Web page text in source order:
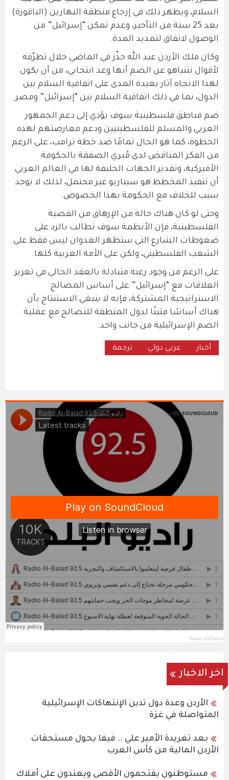
السلام، ويظهر ذلك في إرجاع منطقة النهارين (الباقورة)
بعد 25 سنة من التأجير، وعدم تمكن “إسرائيل” من
الوصول لاتفاق لتمديد المدة.
وكان ملك الأردن عبد الله حذّر في الماضي خلال تطرّقه
لأقوال نتنياهو عن الضم أنها وعد انتخابي، من أن يكون
لهذا الاتجاه آثار بعيدة المدى على اتفاقية السلام بين
الدول، بما في ذلك اتفاقية السلام بين “إسرائيل” ومصر.
ضم مناطق فلسطينية سوف يؤدي إلى دعم الجمهور
العربي والمسلم للفلسطينيين ودعم معارضتهم لهذه
الخطوة، كما هو الحال تمامًا ضد خطة ترامب، على الرغم
من الفكر المناقض لدى مُبري الصفقة بالحكومة
الأميركية، وتقدير الجهات الحليفة لها في العالم العربي
أن تنفيذ المخطط هو سيناريو غير محتمل، لذلك لا يوجد
سبب للخلاف مع الحكومة بهذا الخصوص.
وحتى لو كان هناك حالة من الإرهاق من القضية
الفلسطينية، فإن الأنظمة سوف تطالب بالرد على
ضغوطات الشارع التي ستظهر العدوان ليس فقط على
الشعب الفلسطيني، ولكن على الأمة العربية كلها.
على الرغم من وجود رغبة متبادلة بالعقد الحالي في تعزيز
العلاقات مع “إسرائيل” على أساس المصالح
الاستراتيجية المشتركة، فإنه لا ينبغي الاستنتاج بأن
هناك أساسًا متينًا لدول المنطقة للتصالح مع عملية
الضم الإسرائيلية من جانب واحد.
أخبار عربي دولي ترجمة
Radio Al-Balad
اخر الاخبار
الأردن وعدة دول تدين الإنتهاكات الإسرائيلية
المتواصلة في غزة
بعد تغريدة الأمير علي .. فيفا يحول مستحقات
الأردن المالية من كأس العرب
مستوطنون يقتحمون الأقصى ويعتدون على أملاك